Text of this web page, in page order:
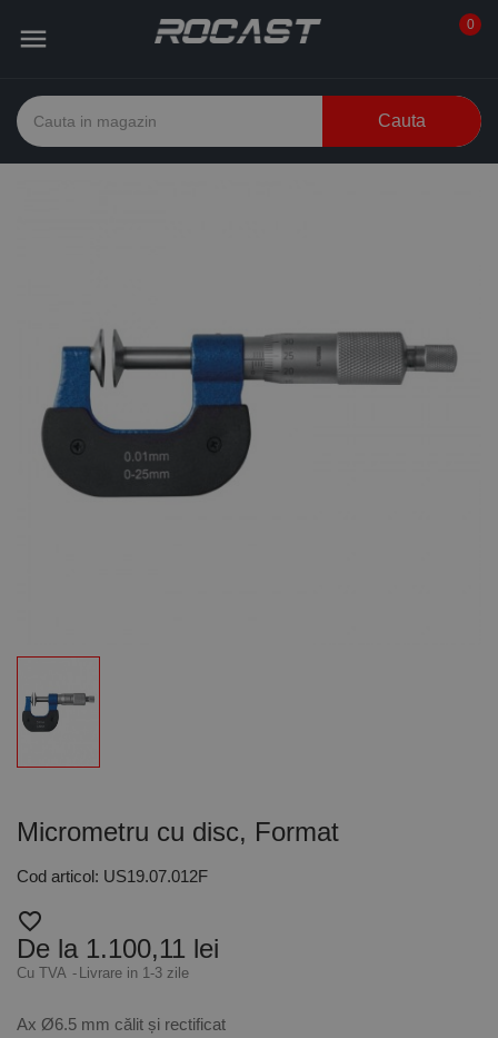
 0
Cauta
Micrometru cu disc, Format
Cod articol: US19.07.012F
favorite_border
De la 1.100,11 lei
Cu TVA Livrare in 1-3 zile
Ax Ø6.5 mm călit și rectificat